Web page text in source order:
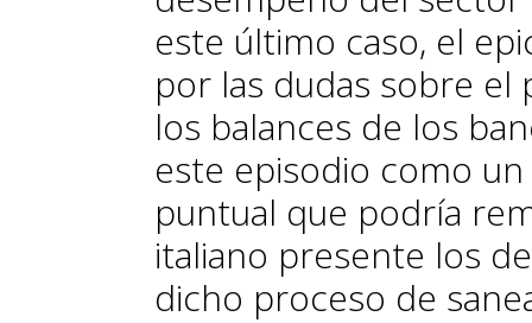
este último caso, el
por las dudas sobre
los balances de los
este episodio como
puntual que podría
italiano presente los
dicho proceso de